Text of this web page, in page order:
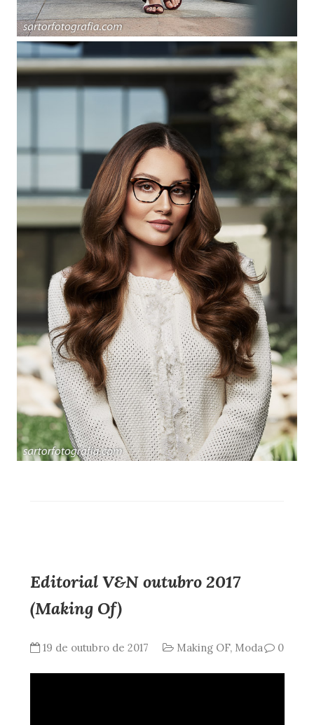
Editorial V&N outubro 2017
(Making Of)
19 de outubro de 2017 Making OF, Moda 0